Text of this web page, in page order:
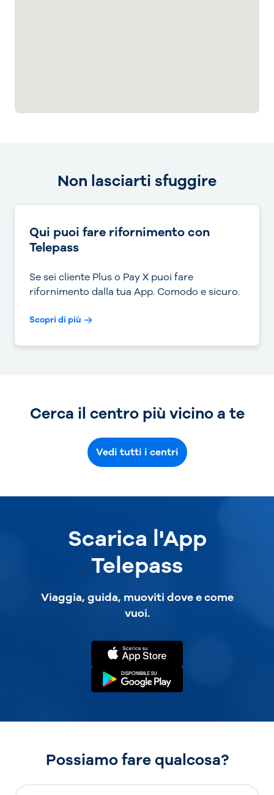
Non lasciarti sfuggire
Qui puoi fare rifornimento con
Telepass
Se sei cliente Plus o Pay X puoi fare
rifornimento dalla tua App. Comodo e sicuro.
Scopri di più
Cerca il centro più vicino a te
Vedi tutti i centri
Scarica l'App
Telepass
Viaggia, guida, muoviti dove e come
vuoi.
Possiamo fare qualcosa?